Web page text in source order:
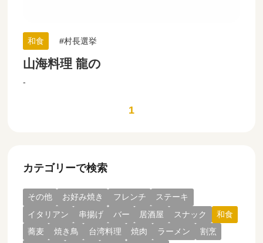
和食 村長選挙
山海料理 龍の
-
1
カテゴリーで検索
その他 お好み焼き フレンチ
ステーキ
イタリアン
串揚げ バー 居酒屋 スナック
和食
蕎麦
焼き鳥 台湾料理 焼肉 ラーメン
割烹